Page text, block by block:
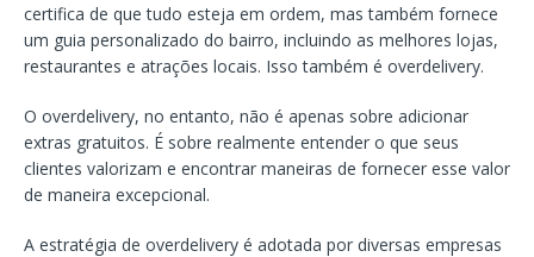
certifica de que tudo esteja em ordem, mas também fornece
um guia personalizado do bairro, incluindo as melhores lojas,
restaurantes e atrações locais. Isso também é overdelivery.
O overdelivery, no entanto, não é apenas sobre adicionar
extras gratuitos. É sobre realmente entender o que seus
clientes valorizam e encontrar maneiras de fornecer esse valor
de maneira excepcional.
A estratégia de overdelivery é adotada por diversas empresas